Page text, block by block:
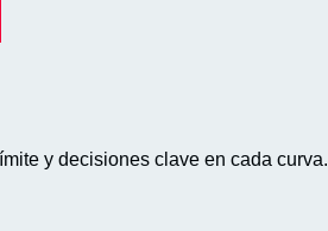
y decisiones clave en cada curva.